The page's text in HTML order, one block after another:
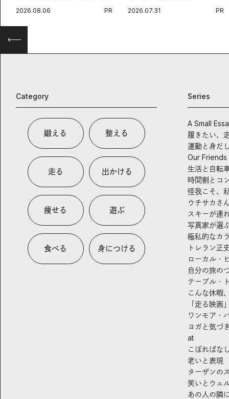
慣。
2026.08.06 PR
に寄り添うアディダスが打ち
2026.07.31 PR
Category
鍛える 整える
走る 出かける
痩せる 遊ぶ
食べる 身につける
Series
A Small
履きたい、
運動と身だ
Our Friends
生活と自転
時間割とコ
怪我こそ、
ウチサカさ
スキーが連
写真家が選
極私的なカ
トレラン正
ローカル・
自分の旅の
テーブル・
こんな休暇
「走る映画
ワンモア・
ヨガと気づ
at
こぼればな
老いと表現
ターザンの
笑いとウェ
あの人の隣